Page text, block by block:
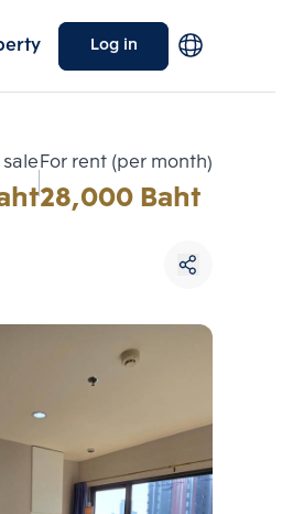
Log in
For rent (per month)
28,000 Baht
unit